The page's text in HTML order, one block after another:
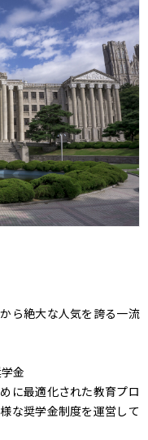
ら絶大な人気を誇る一流
金
に最適化された教育プロ
な奨学金制度を運営して